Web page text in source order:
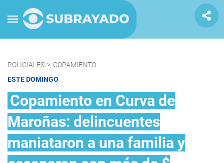
POLICIALES > COPAMIENTO
ESTE DOMINGO
Copamiento en Curva de
Maroñas: delincuentes
maniataron a una familia y